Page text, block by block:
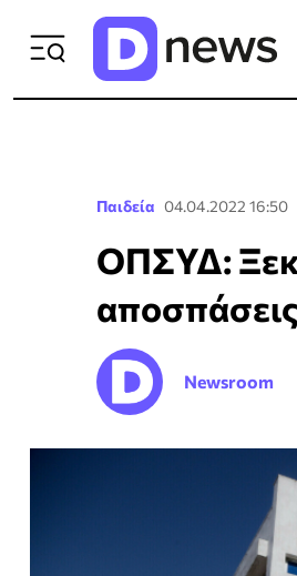
Παιδεία 04.04.2022 16:50
ΟΠΣΥΔ:
Newsroom